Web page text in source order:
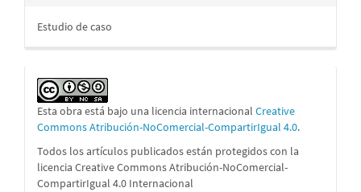
Estudio de caso
Esta obra está bajo una licencia internacional Creative
Commons Atribución-NoComercial-CompartirIgual 4.0.
Todos los artículos publicados están protegidos con la
licencia Creative Commons Atribución-NoComercial-
CompartirIgual 4.0 Internacional